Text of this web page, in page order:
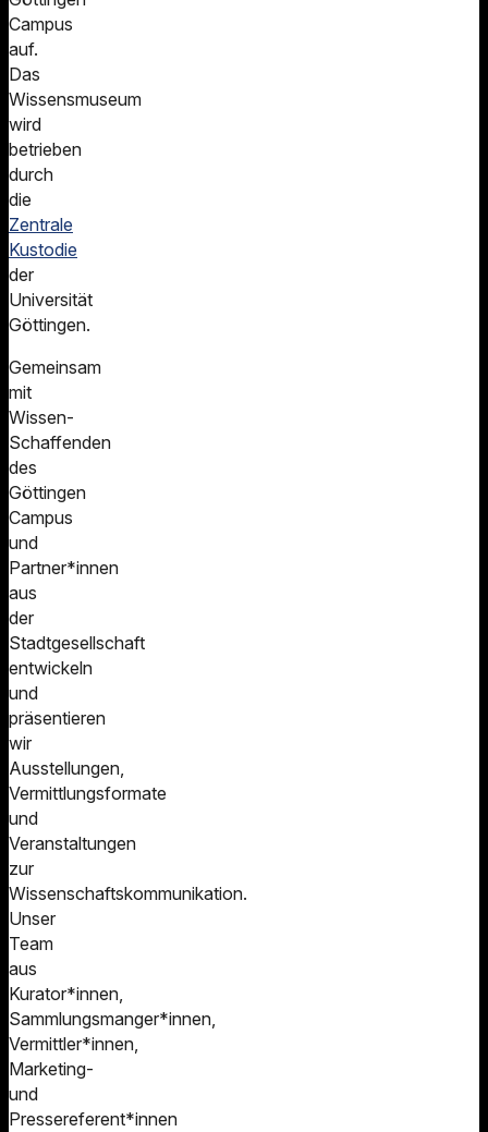
Campus
auf.
Das
Wissensmuseum
wird
betrieben
durch
die
Zentrale
Kustodie
der
Universität
Göttingen.
Gemeinsam
mit
Wissen-
Schaffenden
des
Göttingen
Campus
und
Partner*innen
aus
der
Stadtgesellschaft
entwickeln
und
präsentieren
wir
Ausstellungen,
Vermittlungsformate
und
Veranstaltungen
zur
Wissenschaftskommunikation.
Unser
Team
aus
Kurator*innen,
Sammlungsmanger*innen,
Vermittler*innen,
Marketing-
und
Pressereferent*innen